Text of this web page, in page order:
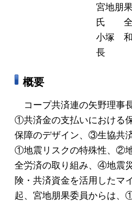
宮地朋
氏 全
小塚 和
長
概要
コープ共済連の矢野理事
①共済金の支払いにおける
保障のデザイン、③生協共
①地震リスクの特殊性、②
全労済の取り組み、④地震
険・共済資金を活用したマ
起、宮地朋果委員からは